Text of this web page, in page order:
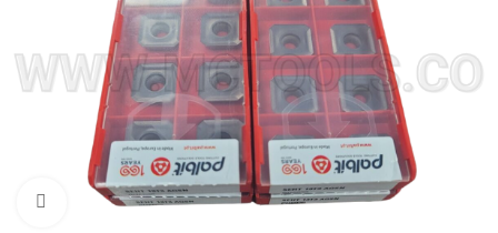
Click to enlarge